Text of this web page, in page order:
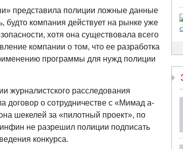
представила полиции ложные данные
будто компания действует на рынке уже
хотя она существовала всего
компании о том, что ее разработка
программы для нужд полиции
журналистского расследования
договор о сотрудничестве с «Мимад а-
шекелей за «пилотный проект», по
не разрешил полиции подписать
конкурса.